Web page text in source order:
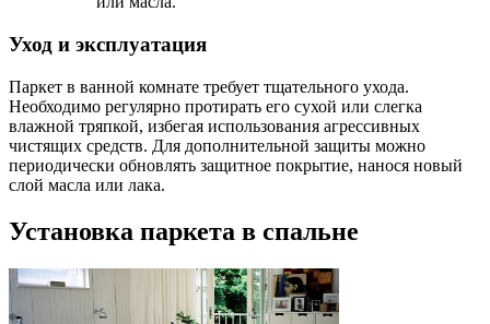
Уход и эксплуатация
Паркет в ванной комнате требует тщательного ухода.
Необходимо регулярно протирать его сухой или слегка
влажной тряпкой, избегая использования агрессивных
чистящих средств. Для дополнительной защиты можно
периодически обновлять защитное покрытие, нанося новый
слой масла или лака.
Установка паркета в спальне